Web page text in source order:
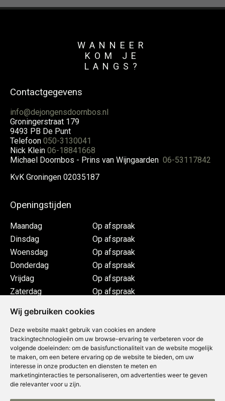
Wij gebruiken cookies
Deze website maakt gebruik van cookies en andere
trackingtechnologieën om uw browse-ervaring te verbeteren voor de
volgende doeleinden: om de basisfunctionaliteit van de website mogelijk
te maken, om een betere ervaring op de website te bieden, om uw
interesse in onze producten en diensten te meten en
marketinginteracties te personaliseren, om advertenties weer te geven
die relevanter voor u zijn.
WANNEER
KOM JE
LANGS?
Contactgegevens
info@dejongensdoornbos.nl
Groningerstraat 179
9493 PB De Punt
Telefoon 050-3130041
Nick Klein 06-18841668
Michael Doornbos - Prins van Wijngaarden 06-53117842
KvK Groningen 02035187
Openingstijden
Maandag
Op afspraak
Dinsdag
Op afspraak
Woensdag
Op afspraak
Donderdag
Op afspraak
Vrijdag
Op afspraak
Zaterdag
Op afspraak